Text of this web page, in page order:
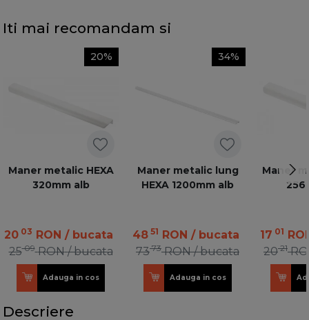
Iti mai recomandam si
20%
Maner metalic HEXA
320mm alb
20 03 RON / bucata
2509 RON / bucata
Adauga in cos
34%
Maner metalic lung
HEXA 1200mm alb
48 51 RON / bucata
7373 RON / bucata
Adauga in cos
Maner
17 01
2021
Descriere